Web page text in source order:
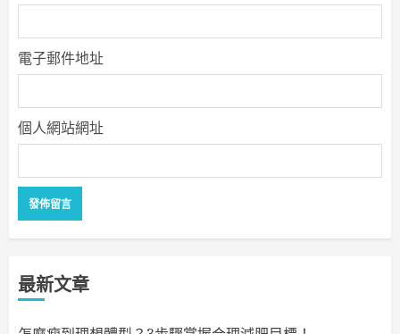
電子郵件地址
個人網站網址
最新文章